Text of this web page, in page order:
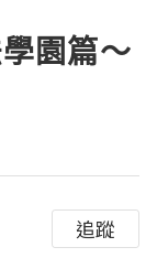
園篇～
追蹤